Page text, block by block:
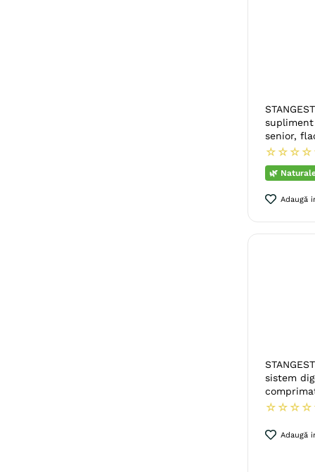
senior,
☆ ☆ ☆ ☆
🌿
Adaugă
sistem
☆ ☆ ☆ ☆
Adaugă